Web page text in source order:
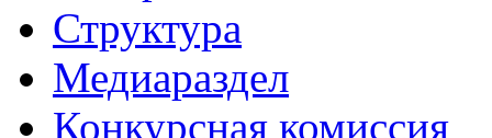
Структура
Медиараздел
Конкурсная комиссия